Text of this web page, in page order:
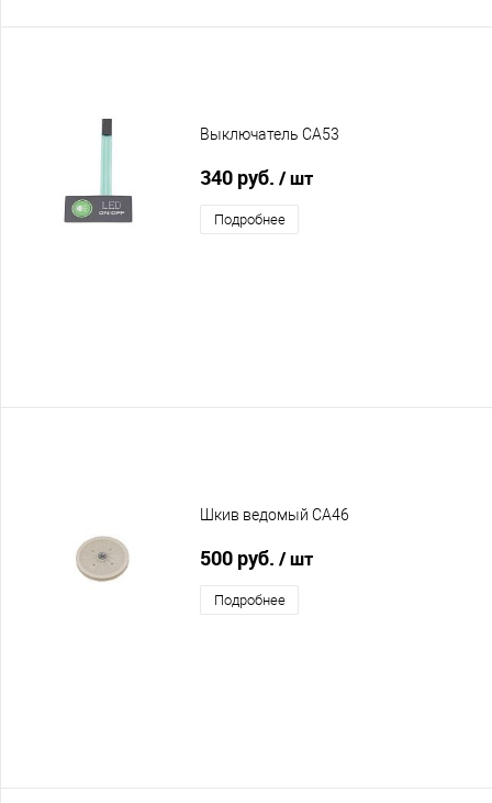
Выключатель CA53
340 руб. / шт
Подробнее
Шкив ведомый CA46
500 руб. / шт
Подробнее